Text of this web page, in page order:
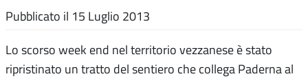
Pubblicato il 15 Luglio 2013
Lo scorso week end nel territorio vezzanese è stato
ripristinato un tratto del sentiero che collega Paderna al